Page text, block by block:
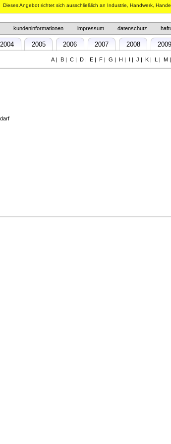
Dieses Angebot richtet sich ausschließlich an Industrie, Handwerk,
kundeninformationen impressum datenschutz
2004 2005 2006 2007 2008 2009
A| B| C| D| E| F| G H J K| M